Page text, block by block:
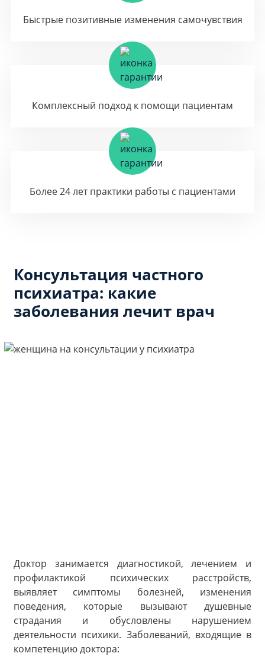
Быстрые позитивные изменения самочувствия
Комплексный подход к помощи пациентам
Более 24 лет практики работы с пациентами
Консультация частного
психиатра: какие
заболевания лечит врач
Доктор занимается диагностикой, лечением и
профилактикой психических расстройств,
выявляет симптомы болезней, изменения
поведения, которые вызывают душевные
страдания и обусловлены нарушением
деятельности психики. Заболеваний, входящие в
компетенцию доктора: